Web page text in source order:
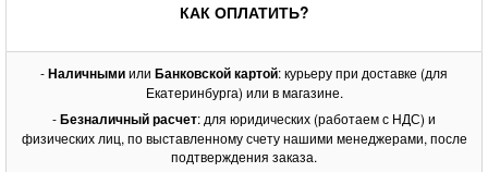
КАК ОПЛАТИТЬ?
-Наличнымиили Банковской картой: курьеру при доставке (для
Екатеринбурга) или в магазине.
-Безналичный расчет: для юридических (работаем с НДС) и
физических лиц, по выставленному счету нашими менеджерами, после
подтверждения заказа.